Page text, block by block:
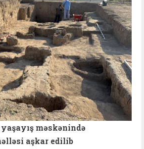
məskənində
aşkar edilib